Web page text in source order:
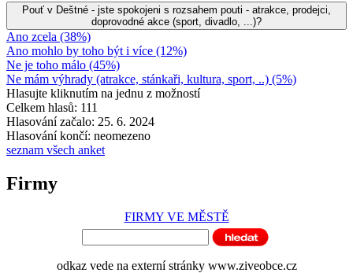
Pouť v Deštné - jste spokojeni s rozsahem pouti - atrakce, prodejci,
doprovodné akce (sport, divadlo, ...)?
Ano zcela (38%)
Ano mohlo by toho být i více (12%)
Ne je toho málo (45%)
Ne mám výhrady (atrakce, stánkaři, kultura, sport, ..) (5%)
Hlasujte kliknutím na jednu z možností
Celkem hlasů: 111
Hlasování začalo: 25. 6. 2024
Hlasování končí: neomezeno
seznam všech anket
Firmy
FIRMY VE MĚSTĚ
odkaz vede na externí stránky www.ziveobce.cz